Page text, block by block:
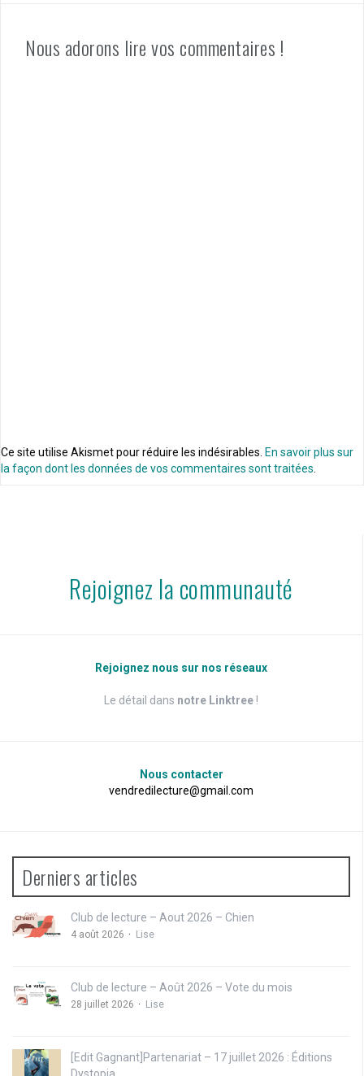
Nous adorons lire vos commentaires !
Ce site utilise Akismet pour réduire les indésirables. En savoir plus sur
la façon dont les données de vos commentaires sont traitées
Rejoignez la communauté
Rejoignez nous sur nos réseaux
Le détail dans notre Linktree !
Nous contacter
vendredilecture@gmail.com
Derniers articles
Club de lecture – Aout 2026 – Chien
4 août 2026 Lise
Club de lecture – Août 2026 – Vote du mois
28 juillet 2026 Lise
[Edit Gagnant]Partenariat – 17 juillet 2026 : Éditions
Dystopia